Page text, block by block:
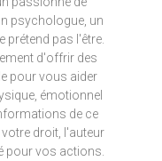
psychologue, un
prétend pas l'être.
d'offrir des
pour vous aider
émotionnel
de ce
droit, l'auteur
pour vos actions.